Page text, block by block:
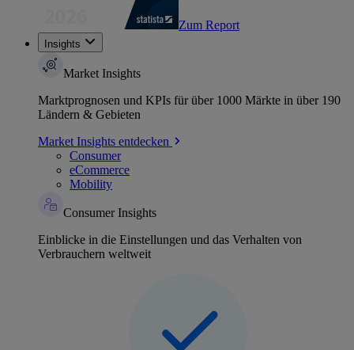
Zum Report
Insights
Market Insights
Marktprognosen und KPIs für über 1000 Märkte in über 190
Ländern & Gebieten
Market Insights entdecken
Consumer
eCommerce
Mobility
Consumer Insights
Einblicke in die Einstellungen und das Verhalten von
Verbrauchern weltweit